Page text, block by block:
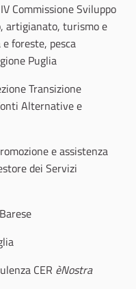
Commissione Sviluppo
artigianato, turismo e
foreste, pesca
Puglia
Transizione
Alternative e
e assistenza
dei Servizi
CER èNostra